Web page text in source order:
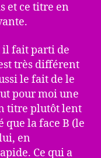
et ce titre en
il fait parti de
très différent
le fait de le
pour moi une
titre plutôt lent
que la face B (le
en
Ce qui a